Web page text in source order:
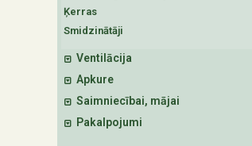
Ķerras
Smidzinātāji
Ventilācija
Apkure
Saimniecībai, mājai
Pakalpojumi